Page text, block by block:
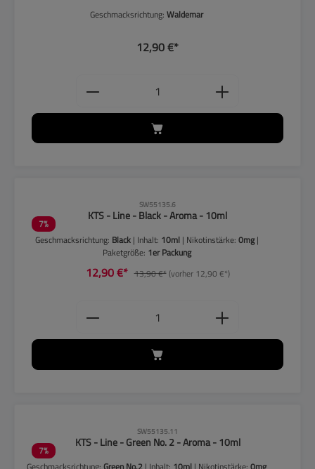
Geschmacksrichtung:Waldemar
12,90 €*
Produkt Anzahl: Gib den
7%
SW55135.6
KTS - Line - Black - Aroma - 10ml
Geschmacksrichtung: Black | Inhalt: 10ml | Nikotinstärke: 0mg|
Paketgröße: 1er Packung
12,90 €* 13,90 €*(vorher 12,90 €*)
Produkt Anzahl: Gib den
7%
SW55135.11
KTS - Line - Green No. 2 - Aroma - 10ml
Geschmacksrichtung:Green No.2 | Inhalt: 10ml | Nikotinstärke:0mg